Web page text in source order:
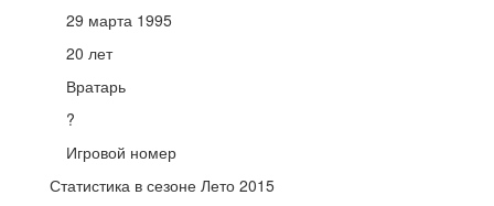
29 марта 1995
20 лет
Вратарь
?
Игровой номер
Статистика в сезоне Лето 2015